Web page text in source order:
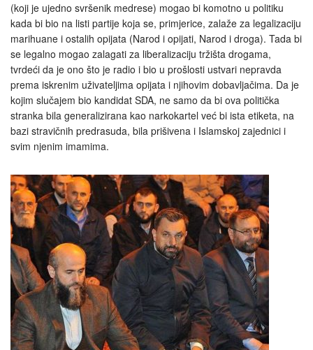
(koji je ujedno svršenik medrese) mogao bi komotno u politiku
kada bi bio na listi partije koja se, primjerice, zalaže za legalizaciju
marihuane i ostalih opijata (Narod i opijati, Narod i droga). Tada bi
se legalno mogao zalagati za liberalizaciju tržišta drogama,
tvrdeći da je ono što je radio i bio u prošlosti ustvari nepravda
prema iskrenim uživateljima opijata i njihovim dobavljačima. Da je
kojim slučajem bio kandidat SDA, ne samo da bi ova politička
stranka bila generalizirana kao narkokartel već bi ista etiketa, na
bazi stravičnih predrasuda, bila prišivena i Islamskoj zajednici i
svim njenim imamima.